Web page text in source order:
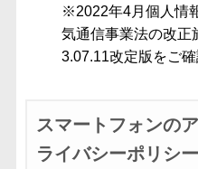
※2022年4月個人情
気通信事業法の改正
3.07.11改定版をご確
スマートフォンの
ライバシーポリシ